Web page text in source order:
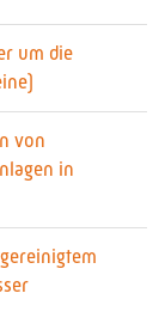
um die
von
in